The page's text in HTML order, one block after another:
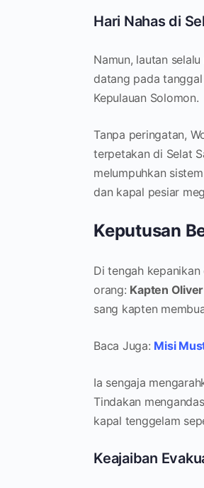
Hari Nahas di
Namun, lautan
datang pada
Kepulauan Solomon.
Tanpa peringatan,
terpetakan di Selat
melumpuhkan
dan kapal pesiar
Keputusan
Di tengah
orang: Kapten
sang kapten
Baca Juga: Misi
Ia sengaja
Tindakan
kapal tenggelam
Keajaiban